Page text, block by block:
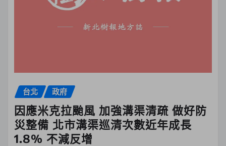
台北 政府
因應米克拉颱風 加強溝渠清疏 做好防
災整備 北市溝渠巡清次數近年成長
1.8% 不減反增